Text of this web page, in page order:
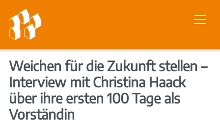
Weichen für die Zukunft stellen –
Interview mit Christina Haack
über ihre ersten 100 Tage als
Vorständin